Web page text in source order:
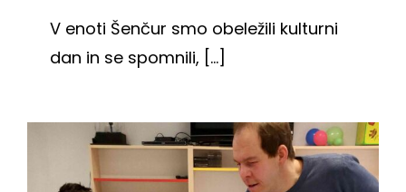
V enoti Šenčur smo obeležili kulturni
dan in se spomnili, [...]